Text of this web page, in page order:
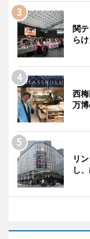
関
ら
西
万
リ
し